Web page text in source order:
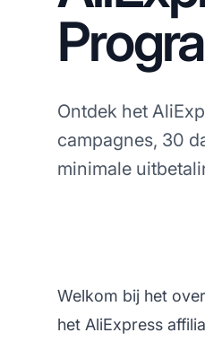
Ontdek het
campagnes, 30
minimale
Welkom bij het
het AliExpress